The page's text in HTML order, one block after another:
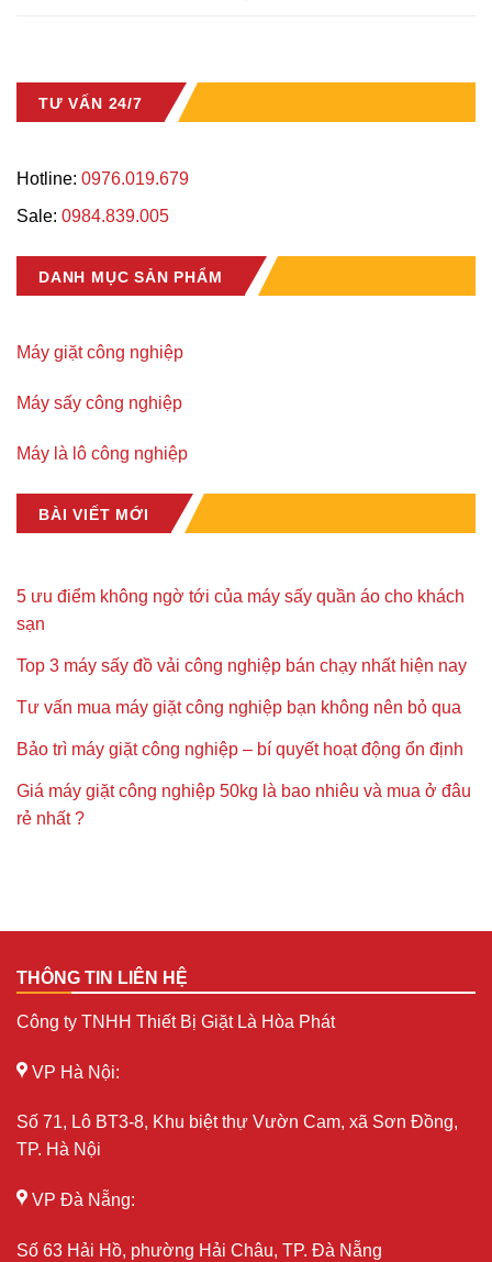
TƯ VẤN 24/7
Hotline: 0976.019.679
Sale: 0984.839.005
DANH MỤC SẢN PHẨM
Máy giặt công nghiệp
Máy sấy công nghiệp
Máy là lô công nghiệp
BÀI VIẾT MỚI
5 ưu điểm không ngờ tới của máy sấy quần áo cho khách
sạn
Top 3 máy sấy đồ vải công nghiệp bán chạy nhất hiện nay
Tư vấn mua máy giặt công nghiệp bạn không nên bỏ qua
Bảo trì máy giặt công nghiệp – bí quyết hoạt động ổn định
Giá máy giặt công nghiệp 50kg là bao nhiêu và mua ở đâu
rẻ nhất ?
THÔNG TIN LIÊN HỆ
Công ty TNHH Thiết Bị Giặt Là Hòa Phát
VP Hà Nội:
Số 71, Lô BT3-8, Khu biệt thự Vườn Cam, xã Sơn Đồng,
TP. Hà Nội
VP Đà Nẵng:
Số 63 Hải Hồ, phường Hải Châu, TP. Đà Nẵng